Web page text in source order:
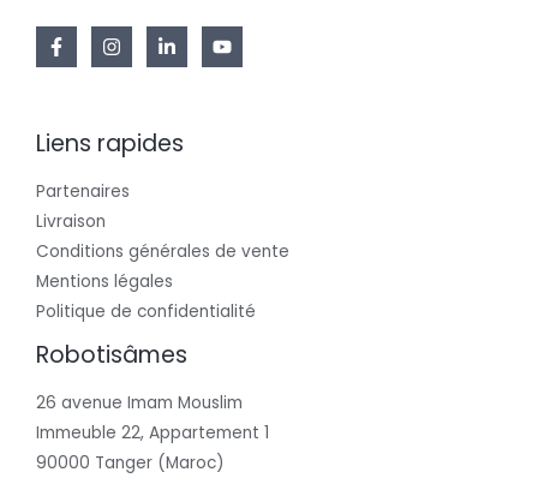
Liens rapides
Partenaires
Livraison
Conditions générales de vente
Mentions légales
Politique de confidentialité
Robotisâmes
26 avenue Imam Mouslim
Immeuble 22, Appartement 1
90000 Tanger (Maroc)